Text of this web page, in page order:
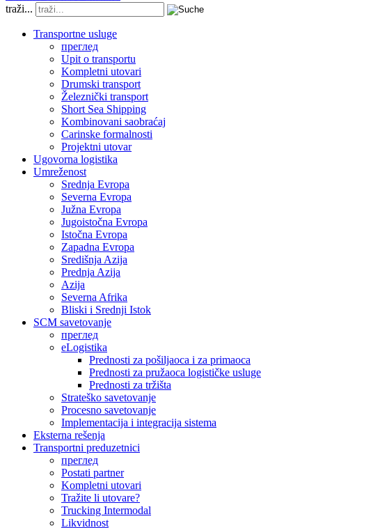
traži...
Transportne usluge
преглед
Upit o transportu
Kompletni utovari
Drumski transport
Železnički transport
Short Sea Shipping
Kombinovani saobraćaj
Carinske formalnosti
Projektni utovar
Ugovorna logistika
Umreženost
Srednja Evropa
Severna Evropa
Južna Evropa
Jugoistočna Evropa
Istočna Evropa
Zapadna Evropa
Središnja Azija
Prednja Azija
Azija
Severna Afrika
Bliski i Srednji Istok
SCM savetovanje
преглед
eLogistika
Prednosti za pošiljaoca i za primaoca
Prednosti za pružaoca logističke usluge
Prednosti za tržišta
Strateško savetovanje
Procesno savetovanje
Implementacija i integracija sistema
Eksterna rešenja
Transportni preduzetnici
преглед
Postati partner
Kompletni utovari
Tražite li utovare?
Trucking Intermodal
Likvidnost